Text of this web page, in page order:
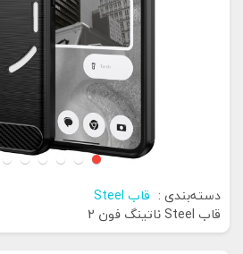
دسته‌بندی : قاب Steel
قاب Steel ناتینگ فون 2